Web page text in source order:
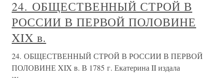
24. ОБЩЕСТВЕННЫЙ СТРОЙ В
РОССИИ В ПЕРВОЙ ПОЛОВИНЕ
XIX в.
24. ОБЩЕСТВЕННЫЙ СТРОЙ В РОССИИ В ПЕРВОЙ
ПОЛОВИНЕ XIX в. В 1785 г. Екатерина II издала